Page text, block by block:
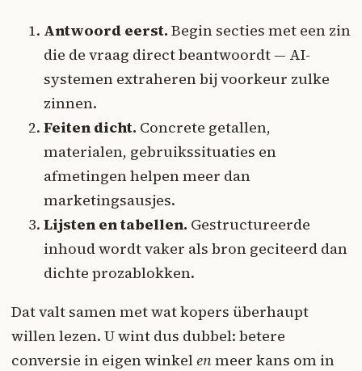
Antwoord eerst. Begin secties met een zin
die de vraag direct beantwoordt — AI-
systemen extraheren bij voorkeur zulke
zinnen.
Feiten dicht. Concrete getallen,
materialen, gebruikssituaties en
afmetingen helpen meer dan
marketingsausjes.
Lijsten en tabellen. Gestructureerde
inhoud wordt vaker als bron geciteerd dan
dichte prozablokken.
Dat valt samen met wat kopers überhaupt
willen lezen. U wint dus dubbel: betere
conversie in eigen winkelenmeer kans om in